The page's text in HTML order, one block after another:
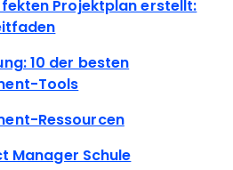
Projektplan erstellt:
10 der besten
Tools
Ressourcen
Manager Schule